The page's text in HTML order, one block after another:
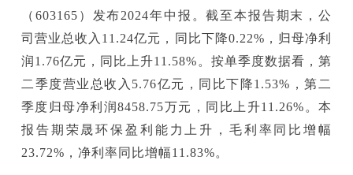
（603165）发布2024年中报。截至本报告期末，公
司营业总收入11.24亿元，同比下降0.22%，归母净利
润1.76亿元，同比上升11.58%。按单季度数据看，第
二季度营业总收入5.76亿元，同比下降1.53%，第二
季度归母净利润8458.75万元，同比上升11.26%。本
报告期荣晟环保盈利能力上升，毛利率同比增幅
23.72%，净利率同比增幅11.83%。